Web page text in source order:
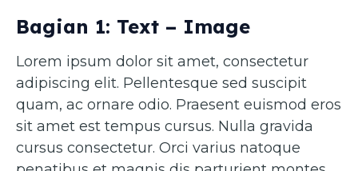
Bagian 1: Text – Image
Lorem ipsum dolor sit amet, consectetur
adipiscing elit. Pellentesque sed suscipit
quam, ac ornare odio. Praesent euismod eros
sit amet est tempus cursus. Nulla gravida
cursus consectetur. Orci varius natoque